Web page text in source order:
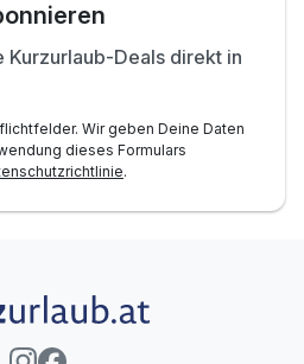
Kurzurlaub-Deals direkt in
Wir geben Deine Daten
dieses Formulars
.